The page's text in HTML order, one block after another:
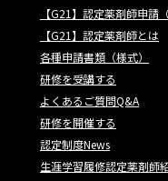
【G21】認定薬剤師申請
【G21】認定薬剤師とは
各種申請書類（様式）
研修を受講する
よくあるご質問Q&A
研修を開催する
認定制度News
生涯学習履修認定薬剤師